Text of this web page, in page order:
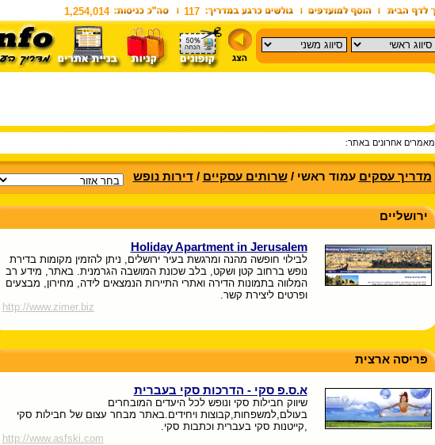
1,254,014 117
מאמרים אחרונים באתר:
מדריך עסקים עמוד ראשי /שרותים עסקיים /דירות נופש
ירושליים
Holiday Apartment in Jerusalem
לבילוי חופשה מהנה ומרגשת בעיר ירושלים, ניתן להזמין מקומות בדירת
נופש ברחוב קטן ושקט, בלב שכונת המושבה הגרמנית. באתר, מידע רב
המלווה בתמונות הדירה ואתרי התיירות הנמצאים לידה, מחירון, מבצעים
ופרטים ליצירת קשר.
http://www.zimer.biz
פריסה ארצית
א.ס.פ סקי - הדרכות סקי בעברית
שיווק חבילות סקי ונופש לכל היעדים המובחרים
בעולם,למשפחות,קבוצות ויחידים.באתר מבחר עצום של חבילות סקי
,קייטנות סקי בעברית וכתבות סקי.
http://www.asfski.com